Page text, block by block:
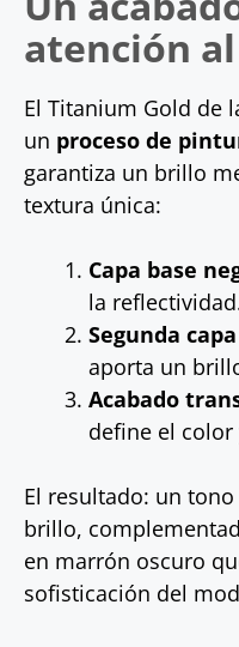
atención
El Titanium Gold de
un proceso de
garantiza un brillo
textura única:
Capa base
la
Segunda
aporta un
Acabado
define el
El resultado: un
brillo,
en marrón oscuro
sofisticación del